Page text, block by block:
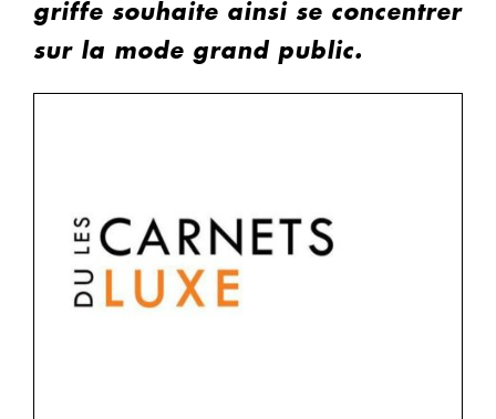
griffe souhaite ainsi se concentrer
sur la mode grand public.